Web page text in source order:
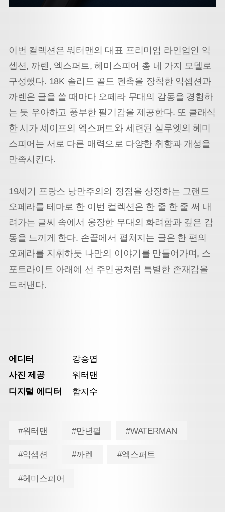
이번 컬렉션은 워터맨의 대표 프리미엄 라인업인 익
셉션, 까렌, 엑스퍼트, 헤미스피어 총 네 가지 모델로
구성했다. 18K 솔리드 골드 펜촉을 장착한 익셉션과
까렌은 글을 쓸 때마다 오페라 무대의 감동을 경험하
는 듯 우아하고 풍부한 필기감을 제공한다. 또 클래식
한 시가 셰이프의 엑스퍼트와 세련된 실루엣의 헤미
스피어는 서로 다른 매력으로 다양한 취향과 개성을
만족시킨다.
19세기 프랑스 낭만주의의 정점을 상징하는 그랜드
오페라를 테마로 한 이번 컬렉션은 한 줄 한 줄 써 내
려가는 글씨 속에서 웅장한 무대의 화려함과 깊은 감
동을 느끼게 한다. 손끝에서 펼쳐지는 글은 한 편의
오페라를 지휘하듯 나만의 이야기를 만들어가며, 스
포트라이트 아래에 선 주인공처럼 특별한 존재감을
드러낸다.
에디터
강승엽
사진 제공
워터맨
디지털 에디터
함지수
#워터맨 #만년필 #WATERMAN
#익셉션 #까렌 #엑스퍼트
#헤미스피어